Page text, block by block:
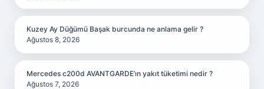
Kuzey Ay Düğümü Başak burcunda ne anlama gelir ?
Ağustos 8, 2026
Mercedes c200d AVANTGARDE’ın yakıt tüketimi nedir ?
Ağustos 7, 2026